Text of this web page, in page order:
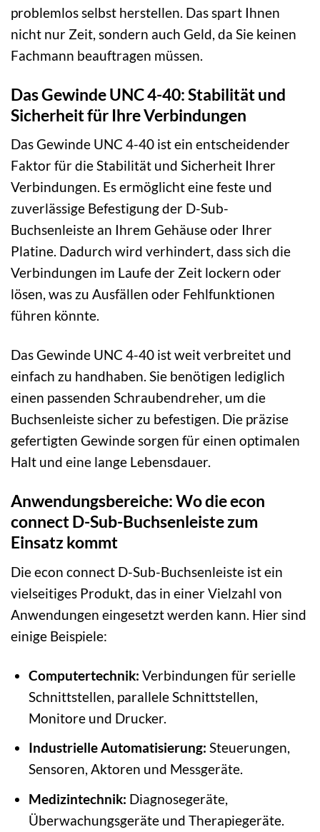
problemlos selbst herstellen. Das spart Ihnen
nicht nur Zeit, sondern auch Geld, da Sie keinen
Fachmann beauftragen müssen.
Das Gewinde UNC 4-40: Stabilität und
Sicherheit für Ihre Verbindungen
Das Gewinde UNC 4-40 ist ein entscheidender
Faktor für die Stabilität und Sicherheit Ihrer
Verbindungen. Es ermöglicht eine feste und
zuverlässige Befestigung der D-Sub-
Buchsenleiste an Ihrem Gehäuse oder Ihrer
Platine. Dadurch wird verhindert, dass sich die
Verbindungen im Laufe der Zeit lockern oder
lösen, was zu Ausfällen oder Fehlfunktionen
führen könnte.
Das Gewinde UNC 4-40 ist weit verbreitet und
einfach zu handhaben. Sie benötigen lediglich
einen passenden Schraubendreher, um die
Buchsenleiste sicher zu befestigen. Die präzise
gefertigten Gewinde sorgen für einen optimalen
Halt und eine lange Lebensdauer.
Anwendungsbereiche: Wo die econ
connect D-Sub-Buchsenleiste zum
Einsatz kommt
Die econ connect D-Sub-Buchsenleiste ist ein
vielseitiges Produkt, das in einer Vielzahl von
Anwendungen eingesetzt werden kann. Hier sind
einige Beispiele:
Computertechnik: Verbindungen für serielle
Schnittstellen, parallele Schnittstellen,
Monitore und Drucker.
Industrielle Automatisierung: Steuerungen,
Sensoren, Aktoren und Messgeräte.
Medizintechnik: Diagnosegeräte,
Überwachungsgeräte und Therapiegeräte.